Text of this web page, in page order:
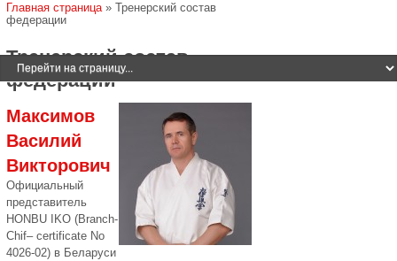
Вы здесь
Главная страница » Тренерский состав
федерации
Тренерский состав
федерации
Максимов
Василий
Викторович
Официальный
представитель
HONBU IKO (Branch-
Chif– certificate No
4026-02) в Беларуси